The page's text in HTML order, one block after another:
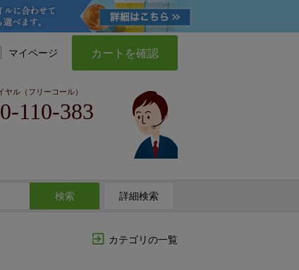
マイページ カートを確認
ヤル（フリーコール）
110-383
検索 詳細検索
カテゴリの一覧